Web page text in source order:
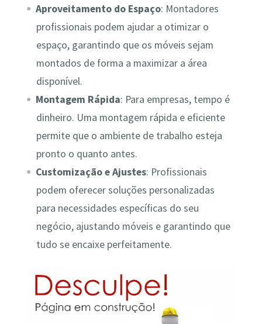
Aproveitamento do Espaço: Montadores
profissionais podem ajudar a otimizar o
espaço, garantindo que os móveis sejam
montados de forma a maximizar a área
disponível.
Montagem Rápida: Para empresas, tempo é
dinheiro. Uma montagem rápida e eficiente
permite que o ambiente de trabalho esteja
pronto o quanto antes.
Customização e Ajustes: Profissionais
podem oferecer soluções personalizadas
para necessidades específicas do seu
negócio, ajustando móveis e garantindo que
tudo se encaixe perfeitamente.